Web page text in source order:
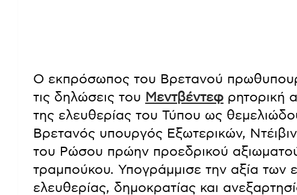
Ο εκπρόσωπος του Βρετανού
τις δηλώσεις του Μεντβέντεφ ρητορική
της ελευθερίας του Τύπου ως
Βρετανός υπουργός Εξωτερικών,
του Ρώσου πρώην προεδρικού
τραμπούκου. Υπογράμμισε την αξία
ελευθερίας, δημοκρατίας και